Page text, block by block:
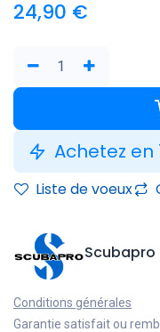
24,90 €
Achetez en
Liste de voeux
Scubapro
Conditions générales
Garantie satisfait ou